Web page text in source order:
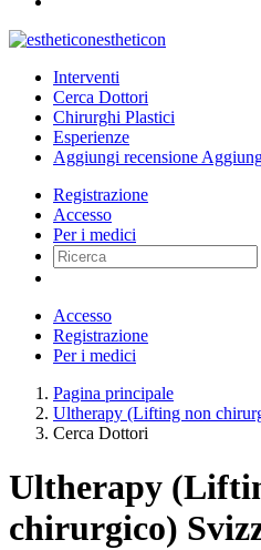
estheticon
Interventi
Cerca Dottori
Chirurghi Plastici
Esperienze
Aggiungi recensione
Registrazione
Accesso
Per i medici
Accesso
Registrazione
Per i medici
Pagina principale
Ultherapy (Lifting non
Cerca Dottori
Ultherapy
chirurgico)